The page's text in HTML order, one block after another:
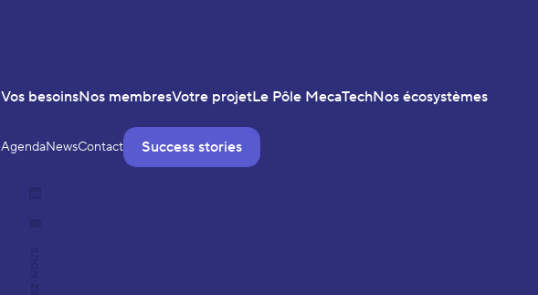
Vos besoinsNos membresVotre projetLe Pôle MecaTechNos écosystèmes
AgendaNewsContact Success stories